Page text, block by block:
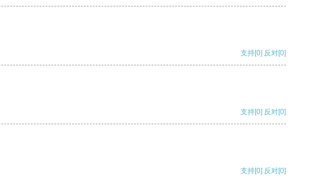
支持[0] 反对[0]
支持[0] 反对[0]
支持[0] 反对[0]